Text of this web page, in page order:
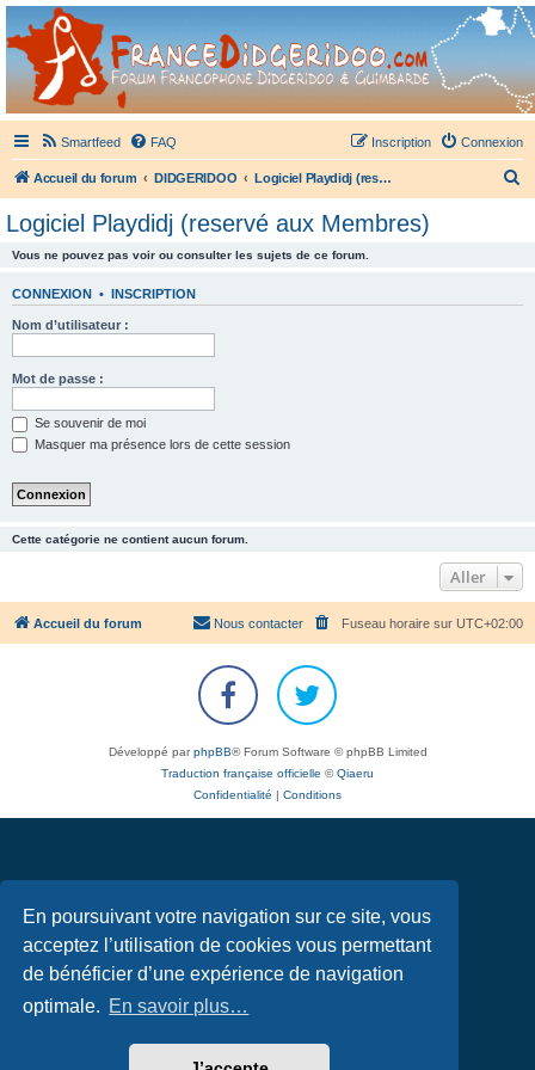
En poursuivant votre navigation sur ce site, vous
acceptez l’utilisation de cookies vous permettant
de bénéficier d’une expérience de navigation
optimale. En savoir plus…
France Didgeridoo
Didgeridoo et Guimbarde sur France Didgeridoo - retrouvez la communauté.
Smartfeed FAQ Connexion
Inscription
Accueil du forum DIDGERIDOO Logiciel Playdidj (reservé aux Membres)
Logiciel Playdidj (reservé aux Membres)
Vous ne pouvez pas voir ou consulter les sujets de ce forum.
CONNEXION • INSCRIPTION
Nom d’utilisateur :
Mot de passe :
Se souvenir de moi
Masquer ma présence lors de cette session
Cette catégorie ne contient aucun forum.
Aller
Accueil du forum Fuseau horaire sur UTC+02:00
Nous contacter
Développé parphpBB® Forum Software © phpBB Limited
Traduction française officielle ©Qiaeru
Confidentialité | Conditions